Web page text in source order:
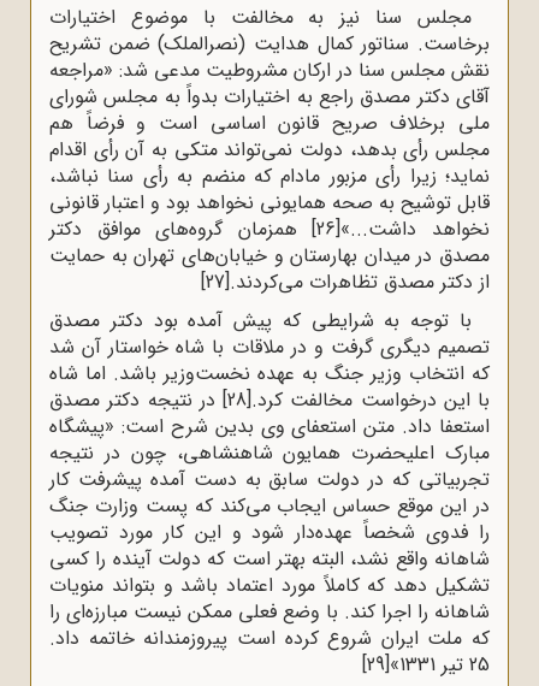
مجلس سنا نیز به مخالفت با موضوع اختیارات
برخاست. سناتور کمال هدایت (نصرالملک) ضمن تشریح
نقش مجلس سنا در ارکان مشروطیت مدعی شد: «مراجعه
آقای دکتر مصدق راجع به اختیارات بدواً به مجلس شورای
ملی برخلاف صریح قانون اساسی است و فرضاً هم
مجلس رأی بدهد، دولت نمی‌تواند متکی به آن رأی اقدام
نماید؛ زیرا رأی مزبور مادام که منضم به رأی سنا نباشد،
قابل توشیح به صحه همایونی نخواهد بود و اعتبار قانونی
نخواهد داشت...»[26]
همزمان گروه‌های موافق دکتر
مصدق در میدان بهارستان و خیابان‌های تهران به حمایت
از دکتر مصدق تظاهرات می‌کردند.[27]
با توجه به شرایطی که پیش آمده بود دکتر مصدق
تصمیم دیگری گرفت و در ملاقات با شاه خواستار آن شد
که انتخاب وزیر جنگ به عهده نخست‌وزیر باشد. اما شاه
با این درخواست مخالفت کرد.[28]
در نتیجه دکتر مصدق
استعفا داد. متن استعفای وی بدین شرح است: «پیشگاه
مبارک اعلیحضرت همایون شاهنشاهی، چون در نتیجه
تجربیاتی که در دولت سابق به دست آمده پیشرفت کار
در این موقع حساس ایجاب می‌کند که پست وزارت جنگ
را فدوی شخصاً عهده‌دار شود و این کار مورد تصویب
شاهانه واقع نشد، البته بهتر است که دولت آینده را کسی
تشکیل دهد که کاملاً مورد اعتماد باشد و بتواند منویات
شاهانه را اجرا کند. با وضع فعلی ممکن نیست مبارزه‌ای را
که ملت ایران شروع کرده است پیروزمندانه خاتمه داد.
25 تیر 1331»
[29]